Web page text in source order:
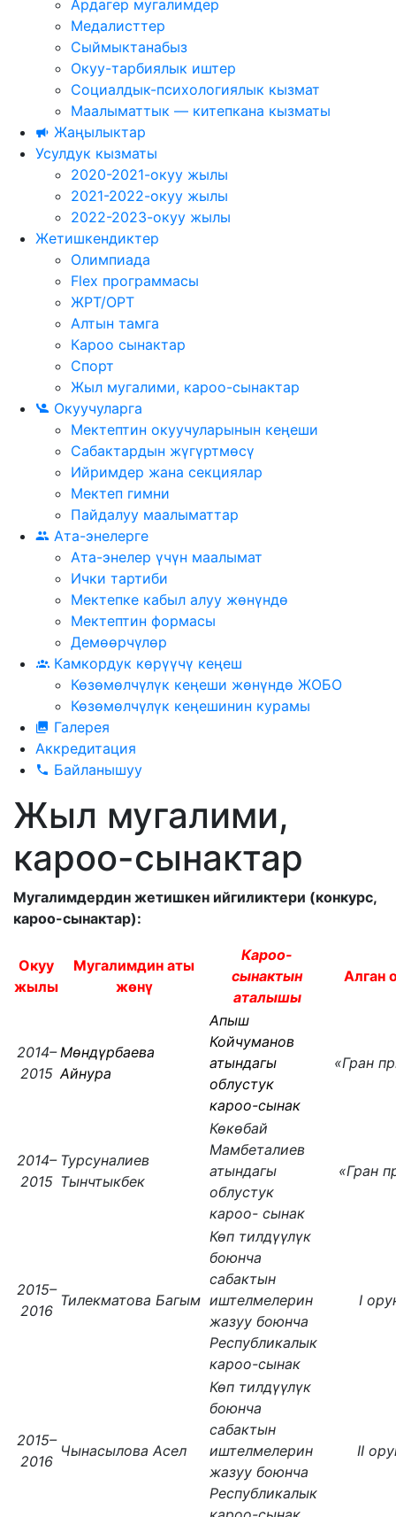
Ардагер мугалимдер
Медалисттер
Сыймыктанабыз
Окуу-тарбиялык иштер
Социалдык-психологиялык кызмат
Маалыматтык — китепкана кызматы
Жаңылыктар
Усулдук кызматы
2020-2021-окуу жылы
2021-2022-окуу жылы
2022-2023-окуу жылы
Жетишкендиктер
Олимпиада
Flex программасы
ЖРТ/ОРТ
Алтын тамга
Кароо сынактар
Спорт
Жыл мугалими, кароо-сынактар
Окуучуларга
Мектептин окуучуларынын кеңеши
Сабактардын жүгүртмѳсү
Ийримдер жана секциялар
Мектеп гимни
Пайдалуу маалыматтар
Ата-энелерге
Ата-энелер үчүн маалымат
Ички тартиби
Мектепке кабыл алуу жөнүндө
Мектептин формасы
Демөөрчүлөр
Камкордук көрүүчү кеңеш
Көзөмөлчүлүк кеңеши жөнүндө ЖОБО
Көзөмөлчүлүк кеңешинин курамы
Галерея
Аккредитация
Байланышуу
Жыл мугалими,
кароо-сынактар
Мугалимдердин жетишкен ийгиликтери (конкурс,
кароо-сынактар):
Окуу
жылы
Мугалимдин аты
жөнү
Кароо-
сынактын
аталышы
Алган
2014–
2015
Мөндүрбаева
Айнура
Апыш
Койчуманов
атындагы
облустук
кароо-сынак
«Гран
2014–
2015
Турсуналиев
Тынчтыкбек
Көкөбай
Мамбеталиев
атындагы
облустук
кароо- сынак
«Гран
2015–
2016
Тилекматова Багым
Көп тилдүүлүк
боюнча
сабактын
иштелмелерин
жазуу боюнча
Республикалык
кароо-сынак
I
2015–
2016
Чынасылова Асел
Көп тилдүүлүк
боюнча
сабактын
иштелмелерин
жазуу боюнча
Республикалык
II